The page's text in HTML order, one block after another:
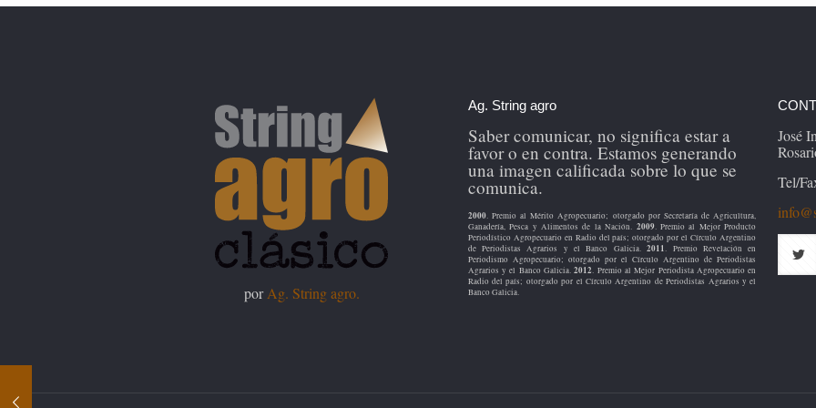
porAg. String agro.
Ag. String agro
Saber comunicar, no significa estar a
favor o en contra. Estamos generando
una imagen calificada sobre lo que se
comunica.
2000. Premio al Mérito Agropecuario; otorgado por Secretaría de Agricultura,
Ganadería, Pesca y Alimentos de la Nación. 2009. Premio al Mejor Producto
Periodístico Agropecuario en Radio del país; otorgado por el Círculo Argentino
de Periodistas Agrarios y el Banco Galicia.2011 . Premio Revelación en
Periodismo Agropecuario; otorgado por el Círculo Argentino de Periodistas
Agrarios y el Banco Galicia.2012. Premio al Mejor Periodista Agropecuario en
Radio del país; otorgado por el Círculo Argentino de Periodistas Agrarios y el
Banco Galicia.
José
Tel/